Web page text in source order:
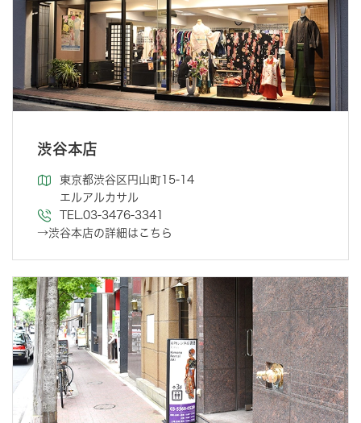
渋谷本店
東京都渋谷区円山町15-14
エルアルカサル
TEL.03-3476-3341
→渋谷本店の詳細はこちら